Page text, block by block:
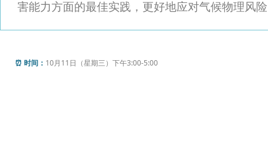
害能力方面的最佳实践，更好地应对气候物理风
⏰ 时间： 10月11日（星期三）下午3:00-5:00